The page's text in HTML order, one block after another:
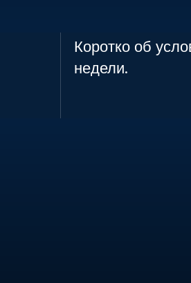
Коротко об
недели.